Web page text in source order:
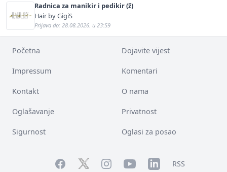
Radnica za manikir i pedikir (ž)
Hair by GigiS
Prijava do: 28.08.2026. u 23:59
Početna Dojavite vijest
Impressum Komentari
Kontakt O nama
Oglašavanje Privatnost
Sigurnost Oglasi za posao
FacebookTwitterInstagramYouTubeLinkedInRSS